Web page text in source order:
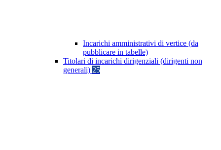
Incarichi amministrativi di vertice (da
pubblicare in tabelle)
Titolari di incarichi dirigenziali (dirigenti non
generali) 25